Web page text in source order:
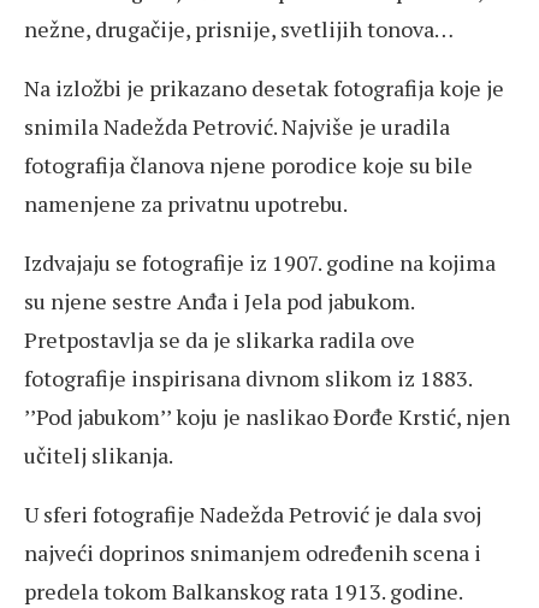
nežne, drugačije, prisnije, svetlijih tonova…
Na izložbi je prikazano desetak fotografija koje je
snimila Nadežda Petrović. Najviše je uradila
fotografija članova njene porodice koje su bile
namenjene za privatnu upotrebu.
Izdvajaju se fotografije iz 1907. godine na kojima
su njene sestre Anđa i Jela pod jabukom.
Pretpostavlja se da je slikarka radila ove
fotografije inspirisana divnom slikom iz 1883.
’’Pod jabukom’’ koju je naslikao Đorđe Krstić, njen
učitelj slikanja.
U sferi fotografije Nadežda Petrović je dala svoj
najveći doprinos snimanjem određenih scena i
predela tokom Balkanskog rata 1913. godine.